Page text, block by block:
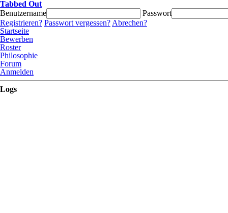
Tabbed Out
Benutzername
Passwort
Registrieren? Passwort vergessen? Abrechen?
Startseite
Bewerben
Roster
Philosophie
Forum
Anmelden
Logs